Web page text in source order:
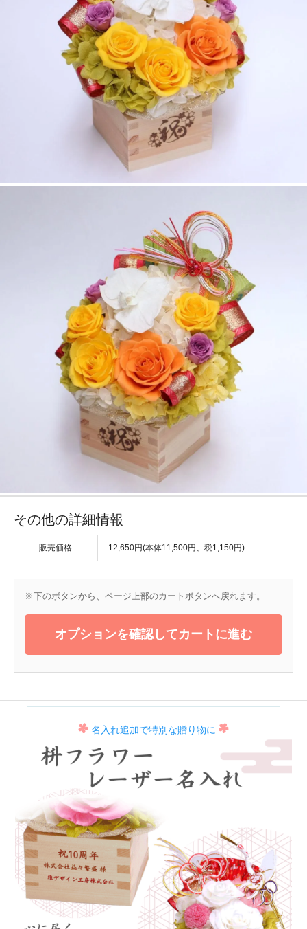
その他の詳細情報
販売価格 12,650円(本体11,500円、税1,150円)
※下のボタンから、ページ上部のカートボタンへ戻れます。
オプションを確認してカートに進む
名入れ追加で特別な贈り物に